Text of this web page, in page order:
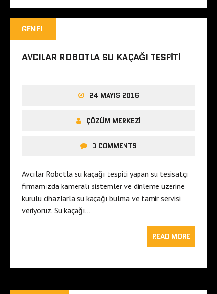
GENEL
AVCILAR ROBOTLA SU KAÇAĞI TESPITI
24 MAYIS 2016
ÇÖZÜM MERKEZI
0 COMMENTS
Avcılar Robotla su kaçağı tespiti yapan su tesisatçı
firmamızda kameralı sistemler ve dinleme üzerine
kurulu cihazlarla su kaçağı bulma ve tamir servisi
veriyoruz. Su kaçağı…
READ MORE